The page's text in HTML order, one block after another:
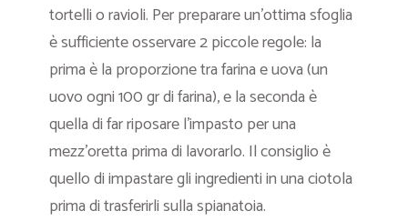
tortelli o ravioli. Per preparare un’ottima sfoglia
è sufficiente osservare 2 piccole regole: la
prima è la proporzione tra farina e uova (un
uovo ogni 100 gr di farina), e la seconda è
quella di far riposare l’impasto per una
mezz’oretta prima di lavorarlo. Il consiglio è
quello di impastare gli ingredienti in una ciotola
prima di trasferirli sulla spianatoia.